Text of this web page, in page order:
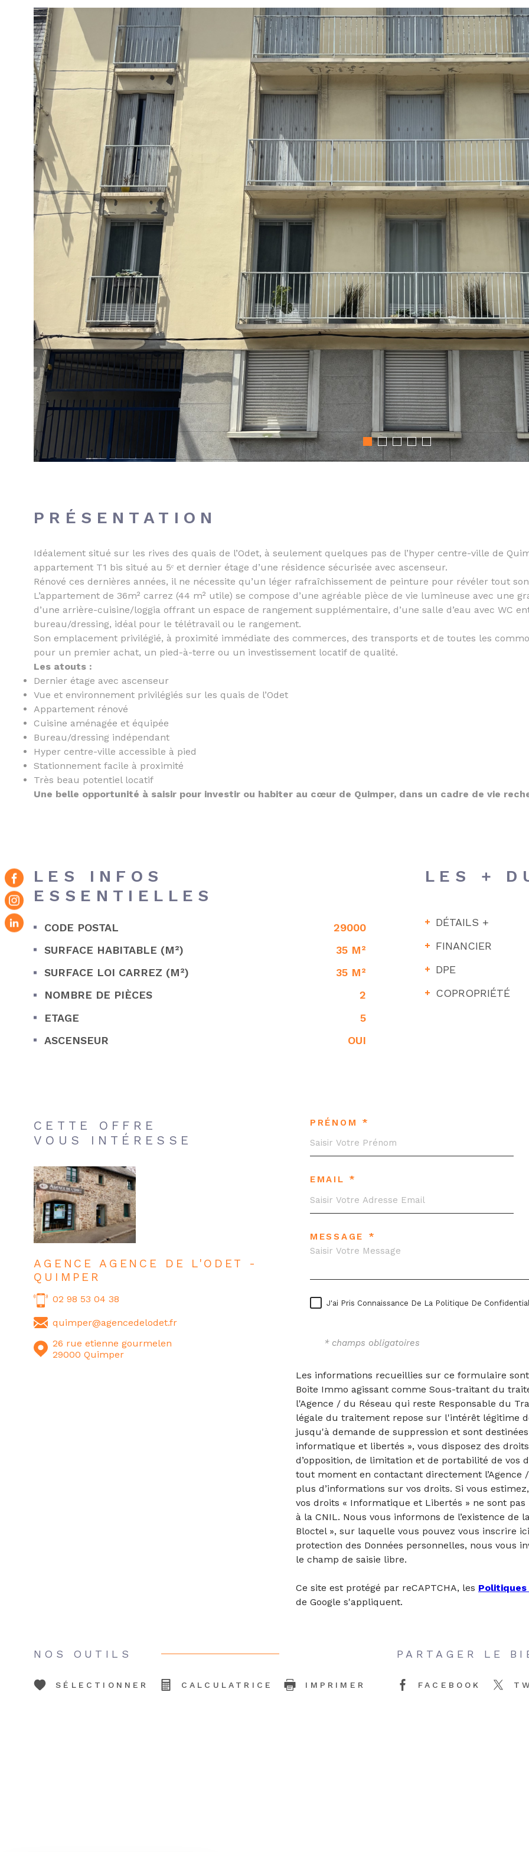
PRÉSENTATION
Idéalement situé sur les rives des quais de l’Odet, à seulement quelques pas de l’hyper centre-ville de
appartement T1 bis situé au 5ᵉ et dernier étage d’une résidence sécurisée avec ascenseur.
Rénové ces dernières années, il ne nécessite qu’un léger rafraîchissement de peinture pour révéler tout
L’appartement de 36m² carrez (44 m² utile) se compose d’une agréable pièce de vie lumineuse avec une
d’une arrière-cuisine/loggia offrant un espace de rangement supplémentaire, d’une salle d’eau avec WC
bureau/dressing, idéal pour le télétravail ou le rangement.
Son emplacement privilégié, à proximité immédiate des commerces, des transports et de toutes les
pour un premier achat, un pied-à-terre ou un investissement locatif de qualité.
Les atouts :
Dernier étage avec ascenseur
Vue et environnement privilégiés sur les quais de l’Odet
Appartement rénové
Cuisine aménagée et équipée
Bureau/dressing indépendant
Hyper centre-ville accessible à pied
Stationnement facile à proximité
Très beau potentiel locatif
Une belle opportunité à saisir pour investir ou habiter au cœur de Quimper, dans un cadre de vie
LES INFOS
ESSENTIELLES
Caractérisque Valeurs
CODE POSTAL
29000
SURFACE HABITABLE (M²)
35 M²
SURFACE LOI CARREZ (M²)
35 M²
NOMBRE DE PIÈCES
2
ETAGE
5
ASCENSEUR
OUI
LES +
DÉTAILS +
FINANCIER
DPE
COPROPRIÉTÉ
CETTE OFFRE
VOUS INTÉRESSE
AGENCE AGENCE DE L'ODET -
QUIMPER
02 98 53 04 38
quimper@agencedelodet.fr
26 rue etienne gourmelen
29000 Quimper
PRÉNOM *
EMAIL *
MESSAGE *
J'ai Pris Connaissance De La Politique De
* champs obligatoires
Les informations recueillies sur ce formulaire
Boite Immo agissant comme Sous-traitant du
l'Agence / du Réseau qui reste Responsable du
légale du traitement repose sur l'intérêt légitime
jusqu'à demande de suppression et sont
informatique et libertés », vous disposez des
d’opposition, de limitation et de portabilité de vos
tout moment en contactant directement l’Agence
plus d’informations sur vos droits. Si vous
vos droits « Informatique et Libertés » ne sont
à la CNIL. Nous vous informons de l’existence
Bloctel », sur laquelle vous pouvez vous inscrire
protection des Données personnelles, nous vous
le champ de saisie libre.
Ce site est protégé par reCAPTCHA, les
de Google s'appliquent.
NOS OUTILS
SÉLECTIONNER CALCULATRICE IMPRIMER
PARTAGER LE
FACEBOOK